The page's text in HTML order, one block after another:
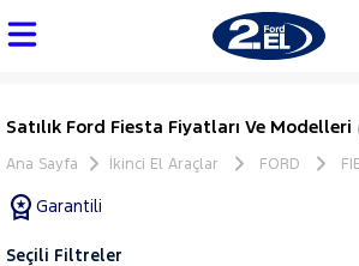
Satılık Ford Fiesta Fiyatları Ve Modelleri
Ana Sayfa İkinci El Araçlar FORD
Garantili
Seçili Filtreler